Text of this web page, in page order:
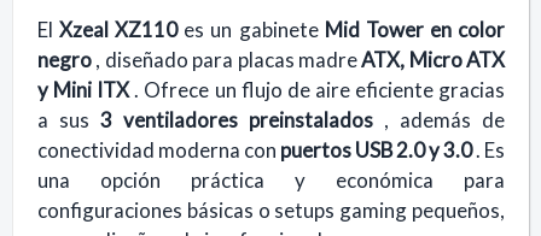
ElXzeal XZ110 es un gabinete Mid Tower en color
negro, diseñado para placas madreATX, Micro ATX
y Mini ITX. Ofrece un flujo de aire eficiente gracias
a sus 3 ventiladores preinstalados , además de
conectividad moderna con puertos USB 2.0 y 3.0. Es
una opción práctica y económica para
configuraciones básicas o setups gaming pequeños,